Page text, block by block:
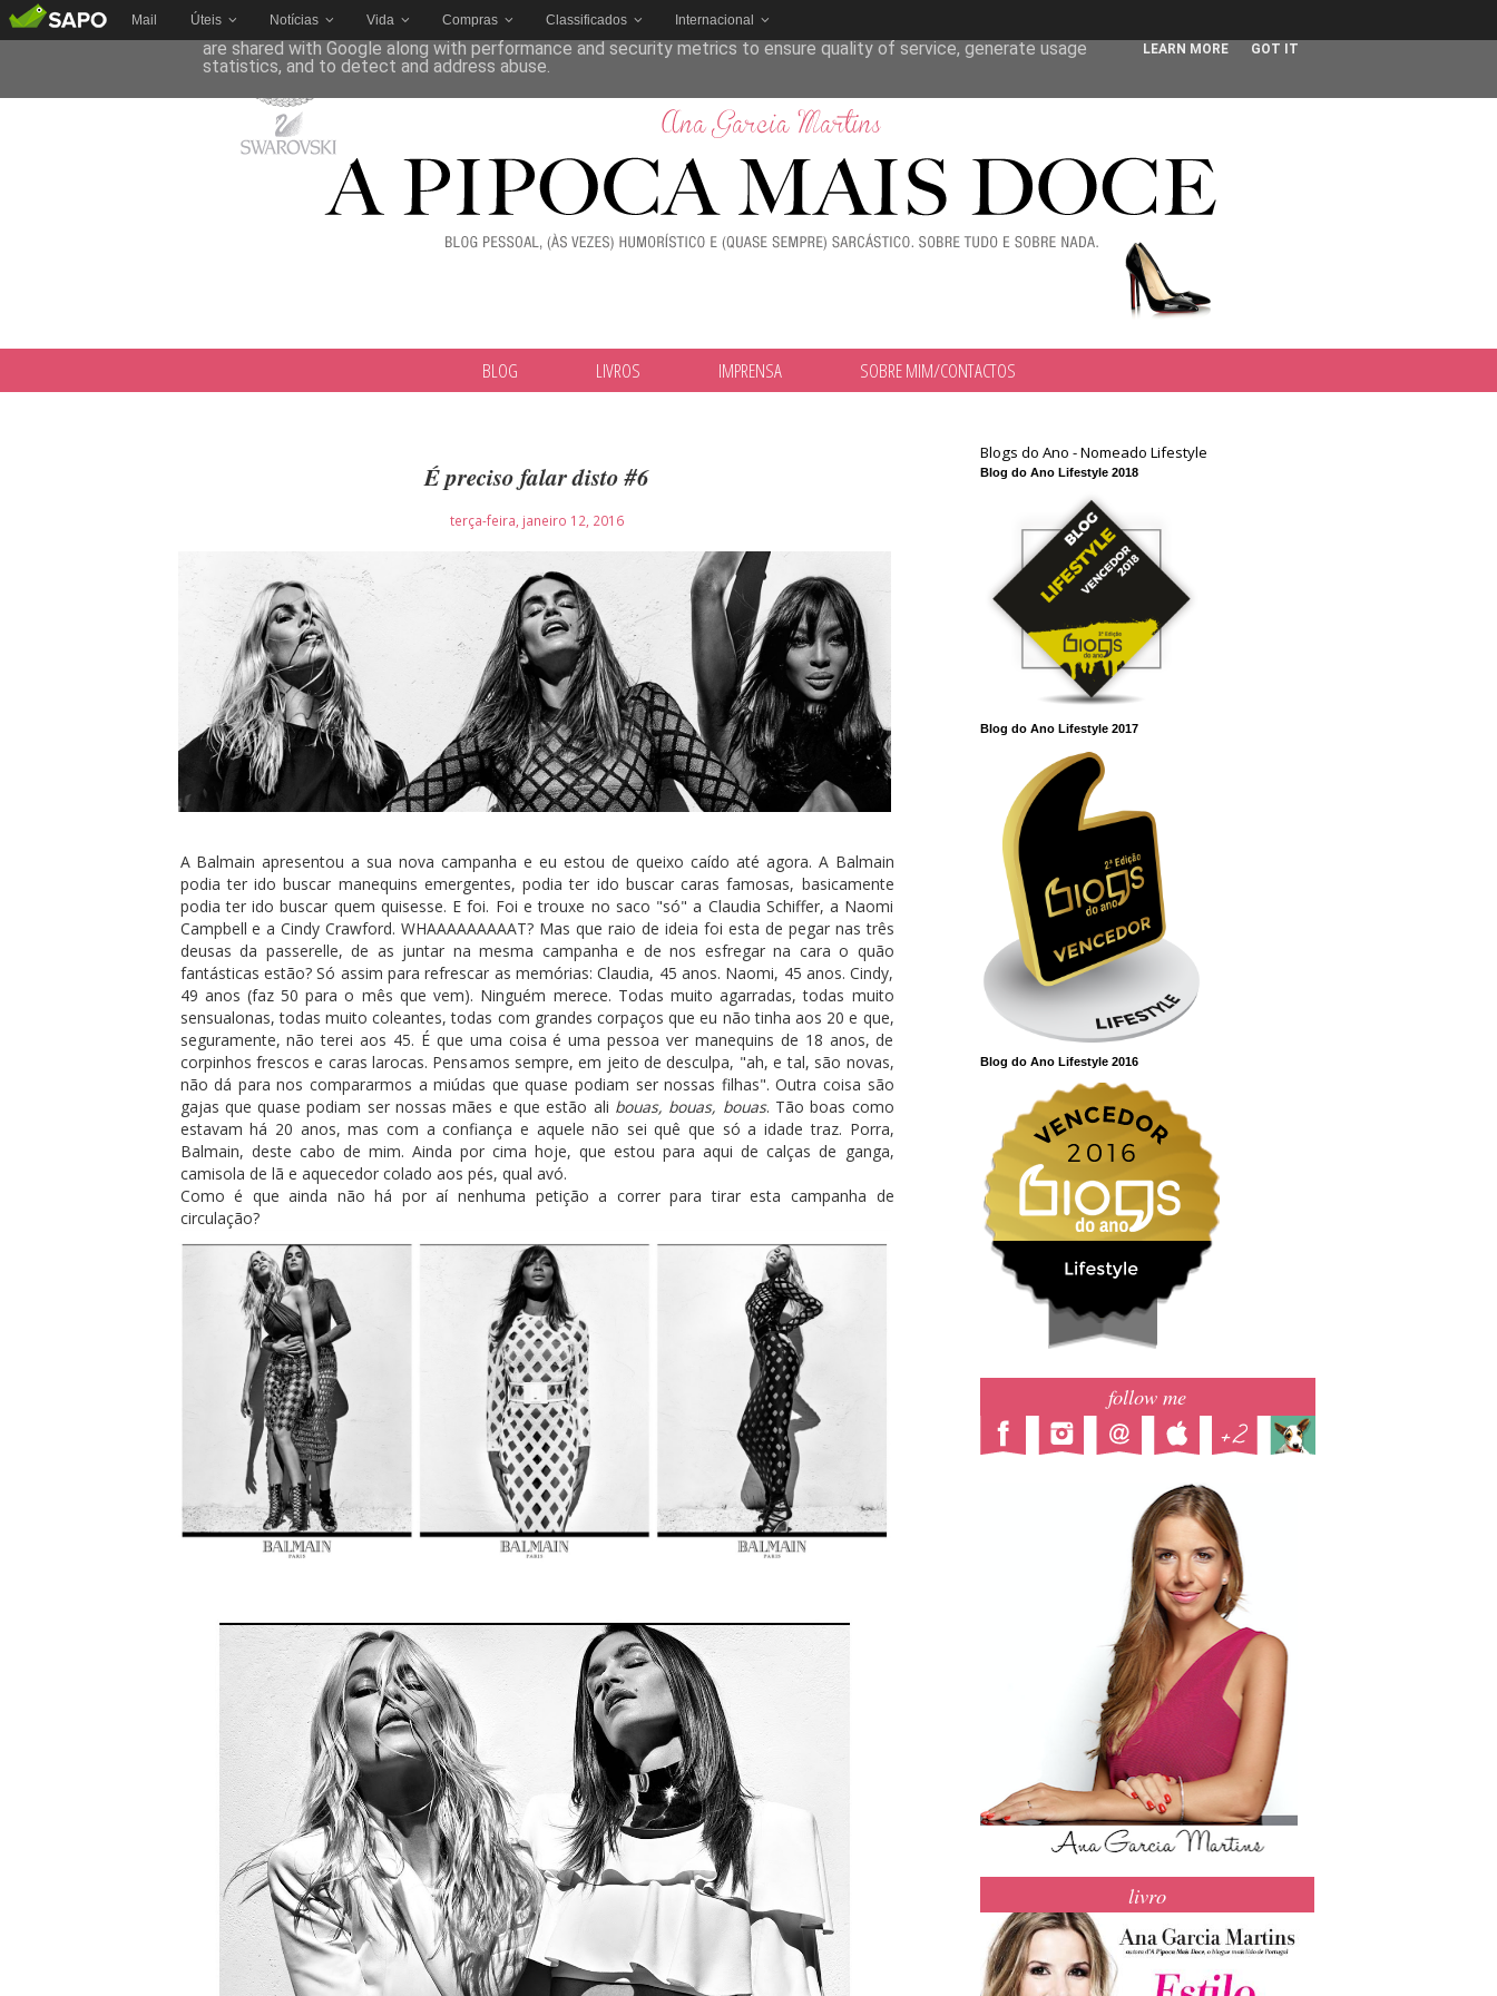
Mail Úteis Notícias Vida Compras Classificados Internacional
BLOG LIVROS IMPRENSA SOBRE MIM/CONTACTOS
É preciso falar disto #6
terça-feira, janeiro 12, 2016
A Balmain apresentou a sua nova campanha e eu estou de queixo caído até agora. A Balmain
podia ter ido buscar manequins emergentes, podia ter ido buscar caras famosas, basicamente
podia ter ido buscar quem quisesse. E foi. Foi e trouxe no saco "só" a Claudia Schiffer, a Naomi
Campbell e a Cindy Crawford. WHAAAAAAAAAT? Mas que raio de ideia foi esta de pegar nas três
deusas da passerelle, de as juntar na mesma campanha e de nos esfregar na cara o quão
fantásticas estão? Só assim para refrescar as memórias: Claudia, 45 anos. Naomi, 45 anos. Cindy,
49 anos (faz 50 para o mês que vem). Ninguém merece. Todas muito agarradas, todas muito
sensualonas, todas muito coleantes, todas com grandes corpaços que eu não tinha aos 20 e que,
seguramente, não terei aos 45. É que uma coisa é uma pessoa ver manequins de 18 anos, de
corpinhos frescos e caras larocas. Pensamos sempre, em jeito de desculpa, "ah, e tal, são novas,
não dá para nos compararmos a miúdas que quase podiam ser nossas filhas". Outra coisa são
gajas que quase podiam ser nossas mães e que estão ali bouas, bouas, bouas. Tão boas como
estavam há 20 anos, mas com a confiança e aquele não sei quê que só a idade traz. Porra,
Balmain, deste cabo de mim. Ainda por cima hoje, que estou para aqui de calças de ganga,
camisola de lã e aquecedor colado aos pés, qual avó.
Como é que ainda não há por aí nenhuma petição a correr para tirar esta campanha de
circulação?
Blogs do Ano - Nomeado Lifestyle
Blog do Ano Lifestyle 2018
Blog do Ano Lifestyle 2017
Blog do Ano Lifestyle 2016
follow me
livro
This site uses cookies from Google to deliver its services and to analyze traffic. Your IP address and user-agent
are shared with Google along with performance and security metrics to ensure quality of service, generate usage
statistics, and to detect and address abuse.
LEARN MORE GOT IT